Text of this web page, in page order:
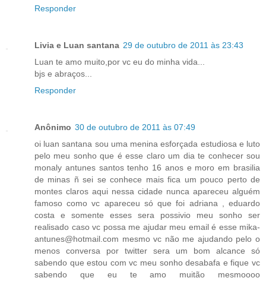
Responder
Livia e Luan santana 29 de outubro de 2011 às 23:43
Luan te amo muito,por vc eu do minha vida...
bjs e abraços...
Responder
Anônimo 30 de outubro de 2011 às 07:49
oi luan santana sou uma menina esforçada estudiosa e luto
pelo meu sonho que é esse claro um dia te conhecer sou
monaly antunes santos tenho 16 anos e moro em brasilia
de minas ñ sei se conhece mais fica um pouco perto de
montes claros aqui nessa cidade nunca apareceu alguém
famoso como vc apareceu só que foi adriana , eduardo
costa e somente esses sera possivio meu sonho ser
realisado caso vc possa me ajudar meu email é esse mika-
antunes@hotmail.com mesmo vc não me ajudando pelo o
menos conversa por twitter sera um bom alcance só
sabendo que estou com vc meu sonho desabafa e fique vc
sabendo que eu te amo muitão mesmoooo